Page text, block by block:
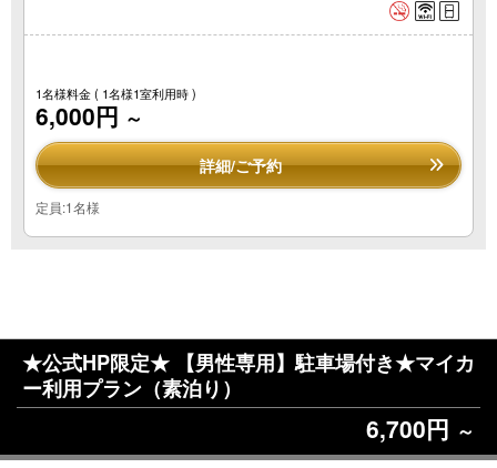
1名様料金( 1名様1室利用時 )
6,000円 ～
詳細/ご予約
定員:1名様
★公式HP限定★ 【男性専用】駐車場付き★マイカ
ー利用プラン（素泊り）
6,700円 ～